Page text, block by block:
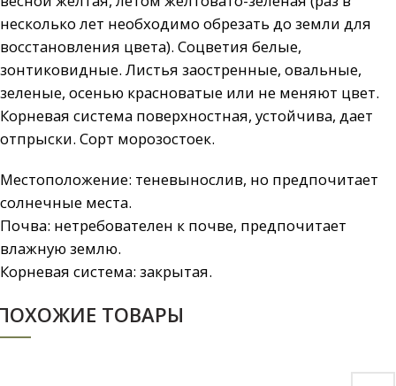
несколько лет необходимо обрезать до земли для
восстановления цвета). Соцветия белые,
зонтиковидные. Листья заостренные, овальные,
зеленые, осенью красноватые или не меняют цвет.
Корневая система поверхностная, устойчива, дает
отпрыски. Сорт морозостоек.
Местоположение: теневынослив, но предпочитает
солнечные места.
Почва: нетребователен к почве, предпочитает
влажную землю.
Корневая система: закрытая.
ТОВАРЫ